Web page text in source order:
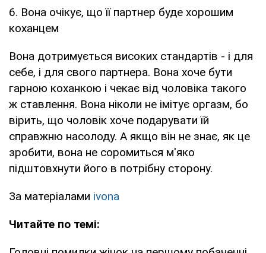
6. Вона очікує, що її партнер буде хорошим
коханцем
Вона дотримується високих стандартів - і для
себе, і для свого партнера. Вона хоче бути
гарною коханкою і чекає від чоловіка такого
ж ставлення. Вона ніколи не імітує оргазм, бо
вірить, що чоловік хоче подарувати їй
справжню насолоду. А якщо він не знає, як це
зробити, вона не соромиться м'яко
підштовхнути його в потрібну сторону.
За матеріалами ivona
Читайте по темі: